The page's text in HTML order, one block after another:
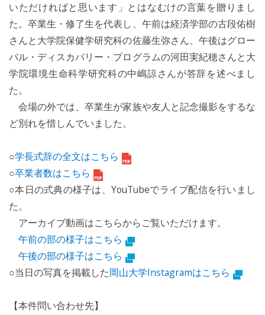
いただければと思います」とはなむけの言葉を贈りまし
た。卒業生・修了生を代表し、午前は経済学部の古段佑樹
さんと大学院保健学研究科の佐藤生弥さん、午後はグロー
バル・ディスカバリー・プログラムの河田実紀穂さんと大
学院環境生命科学研究科の中嶋諒さんが答辞を述べまし
た。
会場の外では、卒業生が家族や友人と記念撮影をするな
ど別れを惜しんでいました。
○学長式辞の全文はこちら
○卒業者数はこちら
○本日の式典の様子は、YouTubeでライブ配信を行いまし
た。
アーカイブ動画はこちらからご覧いただけます。
午前の部の様子はこちら
午後の部の様子はこちら
○当日の写真を掲載した岡山大学Instagramはこちら
【本件問い合わせ先】